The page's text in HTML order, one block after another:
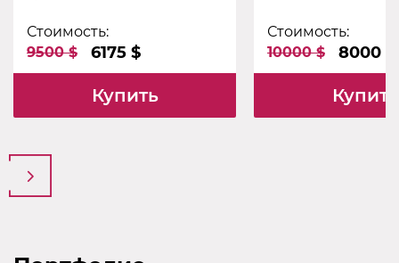
Стоимость:
9500 $
6175 $
Купить
Стоимость:
10000 $
8000 $
Купить